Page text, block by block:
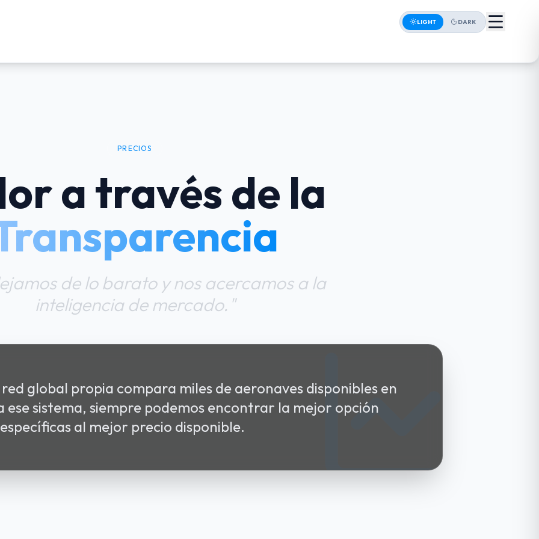
LIGHT DARK
PRECIOS
a través de la
de lo barato y nos acercamos a la
inteligencia de mercado."
global propia compara miles de aeronaves disponibles en
ese sistema, siempre podemos encontrar la mejor opción
al mejor precio disponible.